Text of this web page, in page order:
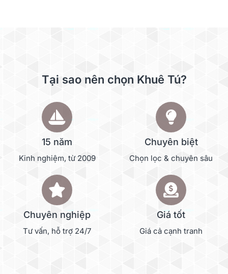
Tại sao nên chọn Khuê Tú?
15 năm
Kinh nghiệm, từ 2009
Chuyên biệt
Chọn lọc & chuyên sâu
Chuyên nghiệp
Tư vấn, hỗ trợ 24/7
Giá tốt
Giá cả cạnh tranh